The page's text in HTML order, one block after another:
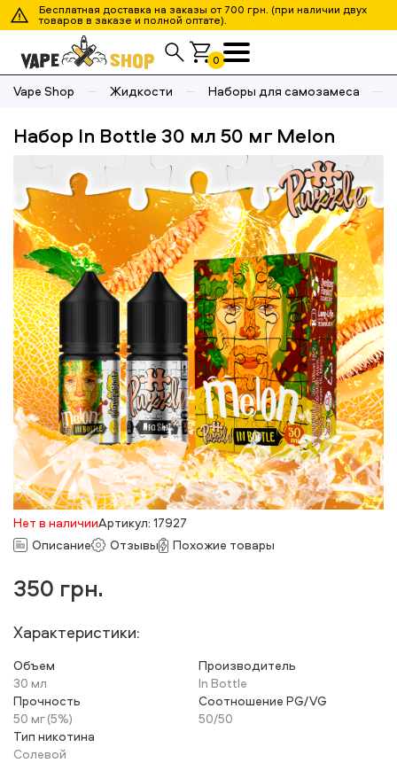
Бесплатная доставка на заказы от 700 грн. (при наличии двух
товаров в заказе и полной оптате).
0
Vape Shop Жидкости Наборы для самозамеса
Набор In Bottle 30 мл 50 мг Melon
Нет в наличииАртикул: 17927
Описание
Отзывы Похожие товары
350 грн.
Характеристики:
Объем
30 мл
Производитель
In Bottle
Прочность
50 мг (5%)
Соотношение PG/VG
50/50
Тип никотина
Солевой